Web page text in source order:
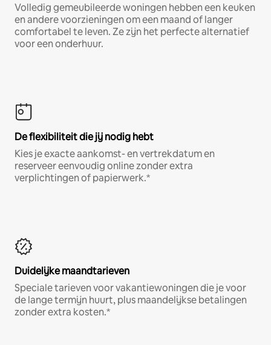
Volledig gemeubileerde woningen hebben een keuken
en andere voorzieningen om een maand of langer
comfortabel te leven. Ze zijn het perfecte alternatief
voor een onderhuur.
De flexibiliteit die jij nodig hebt
Kies je exacte aankomst- en vertrekdatum en
reserveer eenvoudig online zonder extra
verplichtingen of papierwerk.*
Duidelijke maandtarieven
Speciale tarieven voor vakantiewoningen die je voor
de lange termijn huurt, plus maandelijkse betalingen
zonder extra kosten.*